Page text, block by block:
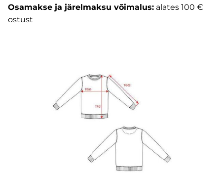
Osamakse ja järelmaksu võimalus: alates 100 €
ostust